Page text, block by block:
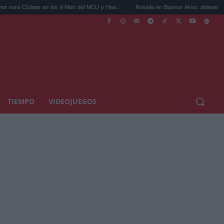
en los X-Men del MCU y Hea... Rosalía en Buenos Aires: detiene el tráfico y se
TIEMPO VIDEOJUEGOS